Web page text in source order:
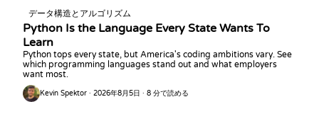
データ構造とアルゴリズム
Python Is the Language Every State Wants To
Learn
Python tops every state, but America's coding ambitions vary. See
which programming languages stand out and what employers
want most.
Kevin Spektor · 2026年8月5日 · 8 分で読める